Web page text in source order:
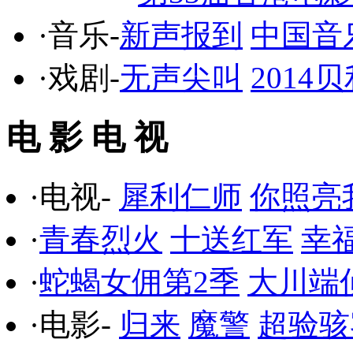
·音乐-新声报到 中国音
·戏剧-无声尖叫 2014
电 影 电 视
·电视- 犀利仁师 你照亮
·青春烈火 十送红军 幸
·蛇蝎女佣第2季 大川端
·电影- 归来 魔警 超验